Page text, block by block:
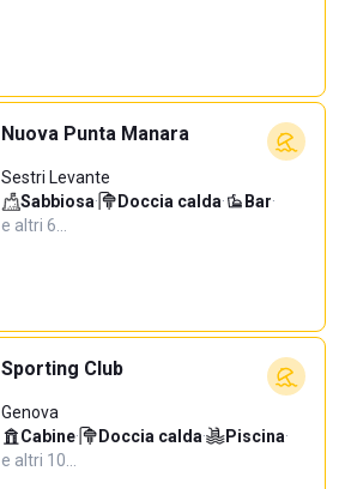
Nuova Punta Manara
Sestri Levante
Sabbiosa· Doccia calda· Bar·
e altri 6…
Sporting Club
Genova
Cabine· Doccia calda· Piscina·
e altri 10…